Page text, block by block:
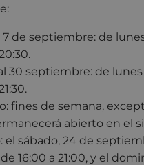
7 de septiembre: de
30 septiembre: de
fines de semana,
abierto en el
el sábado, 24 de
de 16:00 a 21:00, y el